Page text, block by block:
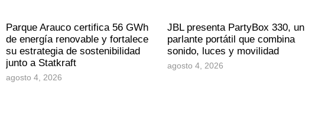
Parque Arauco certifica 56 GWh
de energía renovable y fortalece
su estrategia de sostenibilidad
junto a Statkraft
agosto 4, 2026
JBL presenta PartyBox 330, un
parlante portátil que combina
sonido, luces y movilidad
agosto 4, 2026